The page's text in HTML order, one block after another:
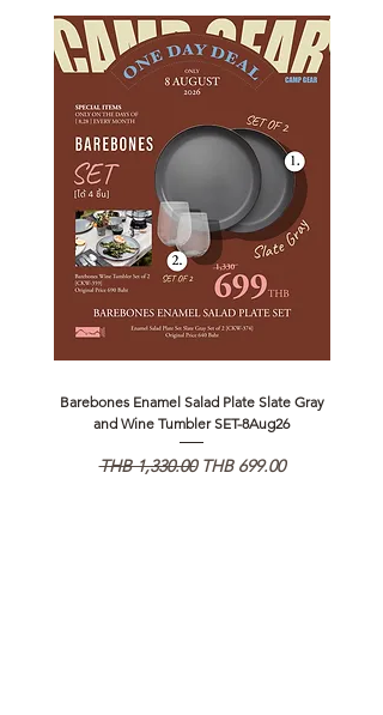
Barebones Enamel Salad Plate Slate Gray
and Wine Tumbler SET-8Aug26
Regular Price
THB 1,330.00 Sale Price
THB 699.00